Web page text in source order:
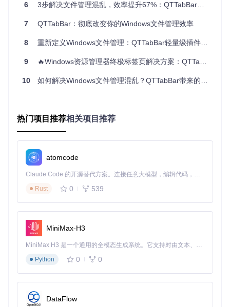
之前，可以先对自己的文件进行整理分类，建立清晰的文件夹
如何通过QTTabBar解决文件管理难题？
QTTabBar提供了一系列强大的功能，能够有效解决不同用户
在文件管理中遇到的问题，提升工作效率。
QTTabBar的核心功能之一就是标签页管理，它允许用户在一
应用场景 ：
程序员多项目并行开发：当同时进行多个项目开发时，程
序员可以为每个项目创建一个标签页，在不同项目间切换
只需点击相应的标签，无需在多个窗口间来回切换，保持
开发思路的连贯性。
夹（如图片、图标、模板等）分别在不同标签页中打开，
需要哪种素材时，直接切换到对应的标签页即可，避免了
窗口混乱。
文档工作者多版本文档对比
版本的内容，快速找到修改之处。
图：QTTabBar标签页管理界面，展示了在一个窗口中打开多
6 3步解决文件管理混乱，效率提升67%：QTTabBar让Windows资源管理器飞起来
7 QTTabBar：彻底改变你的Windows文件管理效率
8 重新定义Windows文件管理：QTTabBar轻量级插件方案的技术解析与实践指南
9 🔥Windows资源管理器终极标签页解决方案：QTTabBar完整使用指南
10 如何解决Windows文件管理混乱？QTTabBar带来的效率革命
热门项目推荐相关项目推荐
atomcode
Claude Code 的开源替代方案。连接任意大模型，编辑代码，运行命令，自动验证 — 全自动执行。用 Rust 构建，极致性能。 ｜ An open-source alternative to Claude Code. Connect any LLM, edit code, run commands, and verify changes — autonomously. Built in Rust for speed. Get Started
Rust
0 539
MiniMax-H3
MiniMax H3 是一个通用的全模态生成系统。它支持对由文本、图像、视频和音频组成的多模态上下文进行统一理解，并能生成分辨率高达 2K、时长可达 15 秒的带原生立体声音频的视频。得益于面向任务泛化的系统设计，H3 在预训练阶段就已具备广泛的多模态上下文理解与生成能力，能够出色地执行复杂的多模态指令。
Python
0 0
DataFlow